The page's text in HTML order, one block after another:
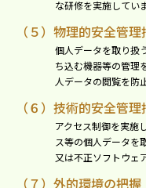
な研修を実施していま
（５）物理的安全管理
個⼈データを取り扱
ち込む機器等の管理
⼈データの閲覧を防
（６）技術的安全管理
アクセス制御を実施
ス等の個⼈データを
⼜は不正ソフトウェ
（７）外的環境の把握